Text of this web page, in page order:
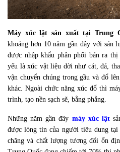
Máy xúc lật sản xuất tại Trung
khoảng hơn 10 năm gần đây với sản
được nhập khẩu phân phối bán ra
yếu là xúc vật liệu dời như cát, đá,
vận chuyển chúng trong gầu và đổ
khác. Ngoài chức năng xúc đổ thì
trình, tạo nền sạch sẽ, bằng phẳng.
Những năm gần đây máy xúc lật
được lòng tin của người tiêu dung
chăng và chất lượng tương đối ổn